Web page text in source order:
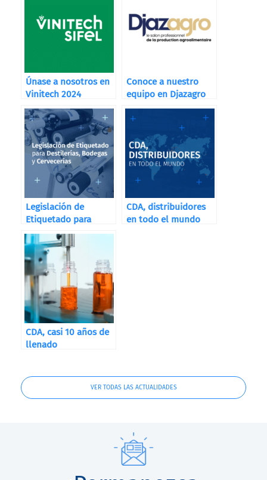
Únase a nosotros en
Vinitech 2024
Conoce a nuestro
equipo en Djazagro
Legislación de
Etiquetado para
Destilerías, Bodegas
y Cervecerías
CDA, distribuidores
en todo el mundo
CDA, casi 10 años de
llenado
VER TODAS LAS ACTUALIDADES